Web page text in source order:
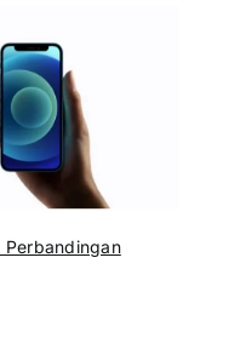
Perbandingan